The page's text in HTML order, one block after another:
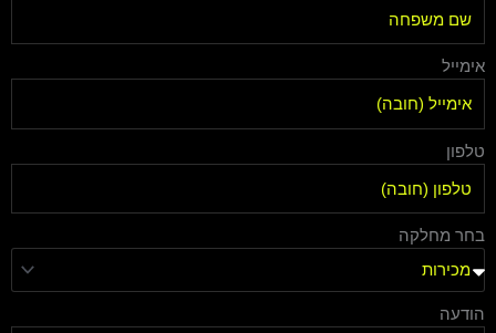
אימייל
טלפון
בחר מחלקה
הודעה